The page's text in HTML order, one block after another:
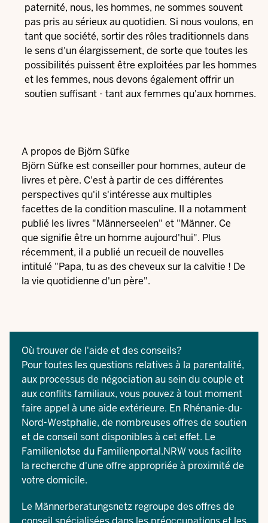
paternité, nous, les hommes, ne sommes souvent
pas pris au sérieux au quotidien. Si nous voulons, en
tant que société, sortir des rôles traditionnels dans
le sens d'un élargissement, de sorte que toutes les
possibilités puissent être exploitées par les hommes
et les femmes, nous devons également offrir un
soutien suffisant - tant aux femmes qu'aux hommes.
A propos de Björn Süfke
Björn Süfke est conseiller pour hommes, auteur de
livres et père. C'est à partir de ces différentes
perspectives qu'il s'intéresse aux multiples
facettes de la condition masculine. Il a notamment
publié les livres "Männerseelen" et "Männer. Ce
que signifie être un homme aujourd'hui". Plus
récemment, il a publié un recueil de nouvelles
intitulé "Papa, tu as des cheveux sur la calvitie ! De
la vie quotidienne d'un père".
Où trouver de l'aide et des conseils?
Pour toutes les questions relatives à la parentalité,
aux processus de négociation au sein du couple et
aux conflits familiaux, vous pouvez à tout moment
faire appel à une aide extérieure. En Rhénanie-du-
Nord-Westphalie, de nombreuses offres de soutien
et de conseil sont disponibles à cet effet. Le
Familienlotse du Familienportal.NRWvous facilite
la recherche d'une offre appropriée à proximité de
votre domicile.
Le Männerberatungsnetz regroupe des offres de